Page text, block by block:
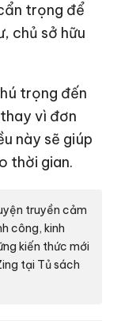
trọng để
chủ sở hữu
trọng đến
vì đơn
này sẽ giúp
thời gian.
truyền cảm
công, kinh
kiến thức mới
tại Tủ sách